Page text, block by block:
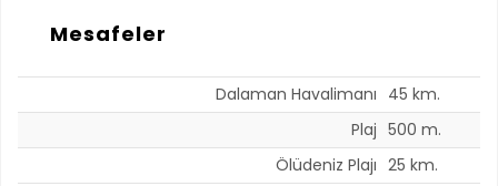
Mesafeler
Dalaman Havalimanı 45 km.
Plaj 500 m.
Ölüdeniz Plajı 25 km.